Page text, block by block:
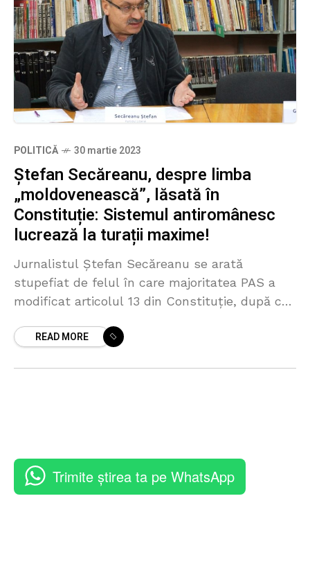
POLITICĂ 30 martie 2023
Ștefan Secăreanu, despre limba
„moldovenească”, lăsată în
Constituție: Sistemul antiromânesc
lucrează la turații maxime!
Jurnalistul Ștefan Secăreanu se arată
stupefiat de felul în care majoritatea PAS a
modificat articolul 13 din Constituție, după ce
„grafie latină”. Astfel,
READ MORE
Trimite știrea ta pe WhatsApp